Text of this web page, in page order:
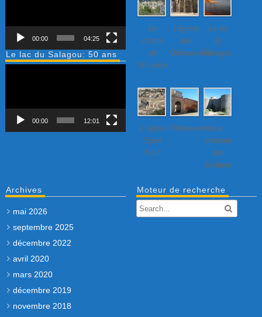
00:00 04:25
Le lac du Salagou: 50 ans
00:00 12:01
Le
cirque
de
Mourèze
L’église
des
Dominicains
Le lac
du
Salagou
L’ église
Saint
Paul
Villeneuvette…
Le
château
des
Guilhem
Archives
mai 2026
septembre 2025
décembre 2022
avril 2020
mars 2020
décembre 2019
novembre 2018
Moteur de recherche